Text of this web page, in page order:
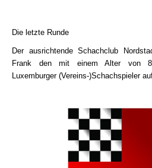
Die letzte Runde
Der ausrichtende Schachclub
Frank den mit einem Alter von
Luxemburger (Vereins-)Schachspieler